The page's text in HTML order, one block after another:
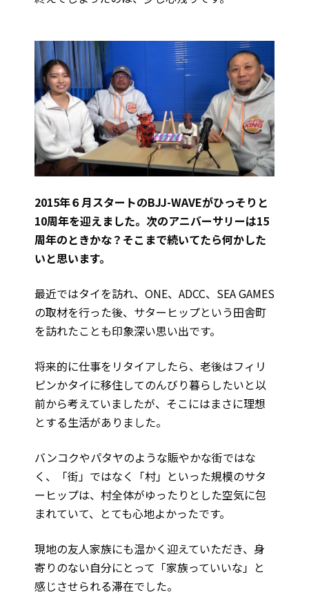
2015年６月スタートのBJJ-WAVEがひっそりと
10周年を迎えました。次のアニバーサリーは15
周年のときかな？そこまで続いてたら何かした
いと思います。
最近ではタイを訪れ、ONE、ADCC、SEA GAMES
の取材を行った後、サターヒップという田舎町
を訪れたことも印象深い思い出です。
将来的に仕事をリタイアしたら、老後はフィリ
ピンかタイに移住してのんびり暮らしたいと以
前から考えていましたが、そこにはまさに理想
とする生活がありました。
バンコクやパタヤのような賑やかな街ではな
く、「街」ではなく「村」といった規模のサタ
ーヒップは、村全体がゆったりとした空気に包
まれていて、とても心地よかったです。
現地の友人家族にも温かく迎えていただき、身
寄りのない自分にとって「家族っていいな」と
感じさせられる滞在でした。